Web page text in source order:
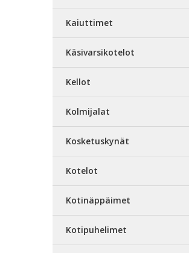
Kaiuttimet
Käsivarsikotelot
Kellot
Kolmijalat
Kosketuskynät
Kotelot
Kotinäppäimet
Kotipuhelimet